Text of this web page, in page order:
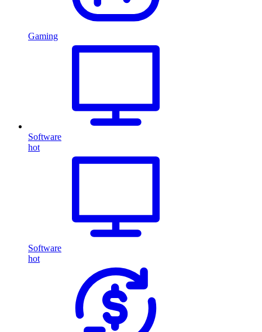
Gaming
Software
hot
Software
hot